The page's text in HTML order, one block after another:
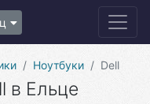
Ноутбуки Dell
в Ельце